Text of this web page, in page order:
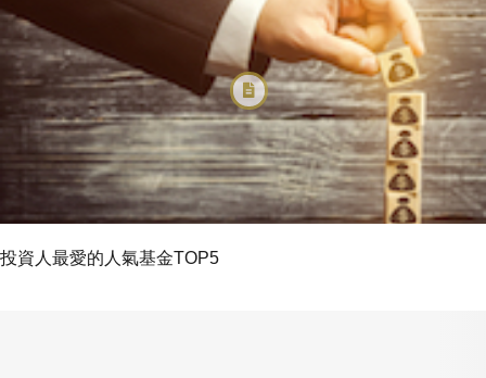
投資人最愛的人氣基金TOP5